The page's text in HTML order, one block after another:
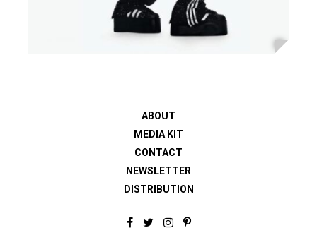
ABOUT
MEDIA KIT
CONTACT
NEWSLETTER
DISTRIBUTION
F
T
I
P